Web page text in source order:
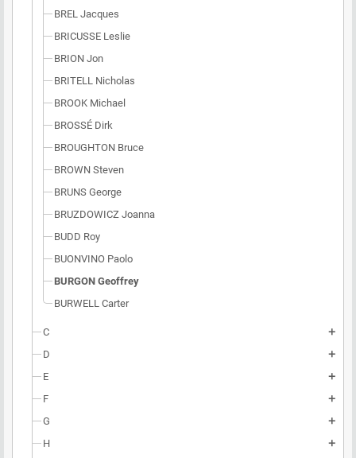
BREL Jacques
BRICUSSE Leslie
BRION Jon
BRITELL Nicholas
BROOK Michael
BROSSÉ Dirk
BROUGHTON Bruce
BROWN Steven
BRUNS George
BRUZDOWICZ Joanna
BUDD Roy
BUONVINO Paolo
BURGON Geoffrey
BURWELL Carter
C add
D add
E add
F add
G add
H add